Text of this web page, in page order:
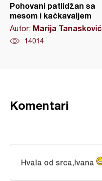
Pohovani patlidžan sa
mesom i kačkavaljem
Autor: Marija Tanasković
14014
Komentari
Hvala od srca,Ivana